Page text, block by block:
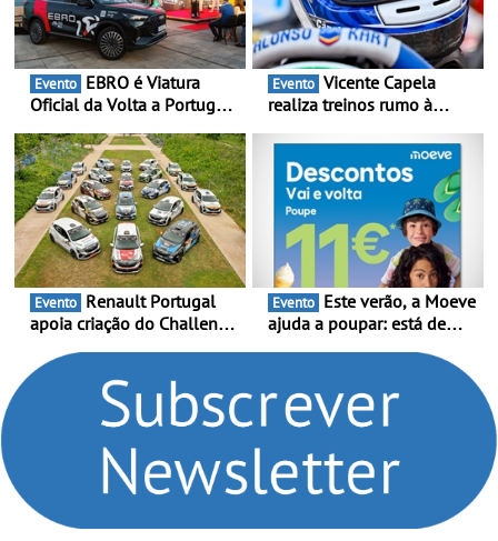
Evento
Oficial da Volta a Portugal
presença nacional ao lado
da mítica prova de ciclismo
e leva a sua gama SUV
multi-energia às estradas
de Portugal
Evento
realiza treinos rumo à
Portugal Karting e mira boa
estreia - O Campeonato
Portugal Karting 2026
decorre entre 1 de Março e
6 de Setembro
Evento
apoia criação do Challenge
compromisso com o
automobilismo nacional
continua em 2026
Evento
ajuda a poupar: está de
Volta” com descontos de